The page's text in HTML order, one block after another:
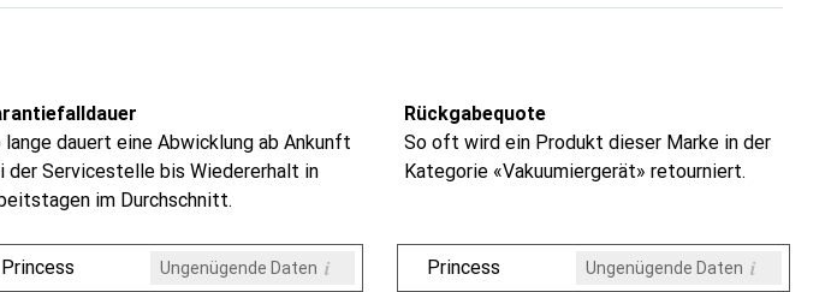
lange dauert eine Abwicklung ab Ankunft
der Servicestelle bis Wiedererhalt in
im Durchschnitt.
Princess Ungenügende Daten i
Rückgabequote
So oft wird ein Produkt dieser Marke in der
Kategorie «Vakuumiergerät» retourniert.
Princess Ungenügende Daten i